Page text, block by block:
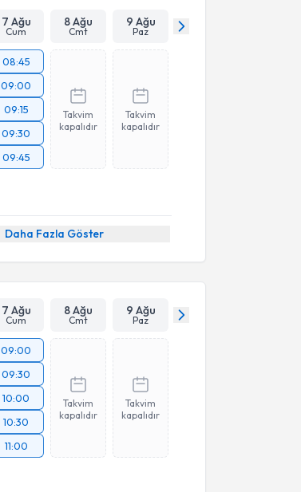
7 Ağu
Cum
8 Ağu
Cmt
9 Ağu
Paz
08:45
09:00
09:15
09:30
09:45
Takvim
kapalıdır
Takvim
kapalıdır
Daha Fazla Göster
7 Ağu
Cum
8 Ağu
Cmt
9 Ağu
Paz
09:00
09:30
10:00
10:30
11:00
Takvim
kapalıdır
Takvim
kapalıdır